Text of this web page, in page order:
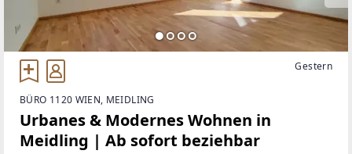
Gestern
BÜRO 1120 WIEN, MEIDLING
Urbanes & Modernes Wohnen in
Meidling | Ab sofort beziehbar